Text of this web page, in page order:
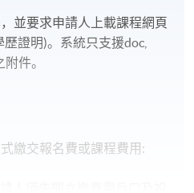
並要求申請人上載課程網頁
證明)。系統只支援doc,
件。
繳交報名費或課程費用: